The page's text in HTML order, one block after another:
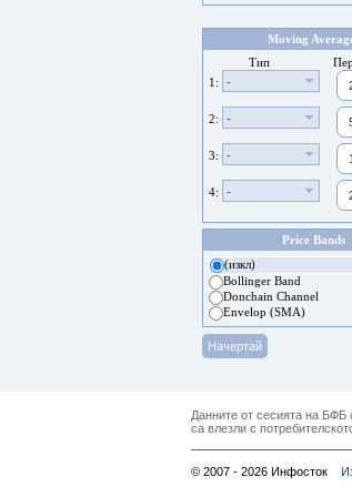
Moving
Тип
1:
-
2: -
3: -
4: -
Price Bands
(изкл)
Bollinger Band
Donchain Channel
Envelop (SMA)
Данните от сесията на БФБ
са влезли с
© 2007 - 2026 Инфосток